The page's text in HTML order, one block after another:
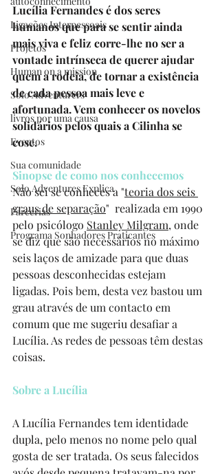
Ligações Interpessoais
Projetos
Human on a mission
Solo Adventurers
livros por uma causa
Eventos
Sua comunidade
Solo Adventures Explica
Parcerias
Programa Sonhadores Praticantes
Lucília Fernandes é dos seres
humanos que para se sentir ainda
mais viva e feliz corre-lhe no ser a
vontade intrínseca de querer ajudar
quem a rodeia, de tornar a existência
de cada pessoa mais leve e
afortunada. Vem conhecer os novelos
solidários pelos quais a Cilinha se
cose.
Sinopse de como nos conhecemos
Não sei se conheces a "teoria dos seis
graus de separação" realizada em 1990
pelo psicólogo Stanley Milgram, onde
se diz que são necessários no máximo
seis laços de amizade para que duas
pessoas desconhecidas estejam
ligadas. Pois bem, desta vez bastou um
grau através de um contacto em
comum que me sugeriu desafiar a
Lucília. As redes de pessoas têm destas
coisas.
Sobre a Lucília
A Lucília Fernandes tem identidade
dupla, pelo menos no nome pelo qual
gosta de ser tratada. Os seus falecidos